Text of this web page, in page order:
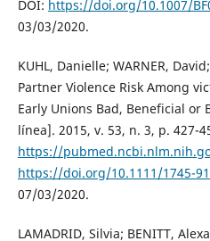
DOI: https://doi.org/10.1007/
03/03/2020.
KUHL, Danielle; WARNER,
Partner Violence Risk Among
Early Unions Bad, Beneficial or
línea]. 2015, v. 53, n. 3, p. 427-
https://
https://doi.org/10.1111/1745-
07/03/2020.
LAMADRID, Silvia; BENITT,